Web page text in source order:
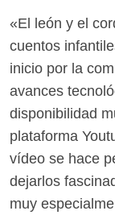
«El león y el
cuentos
inicio por la
avances
disponibilidad
plataforma
vídeo se hace
dejarlos
muy